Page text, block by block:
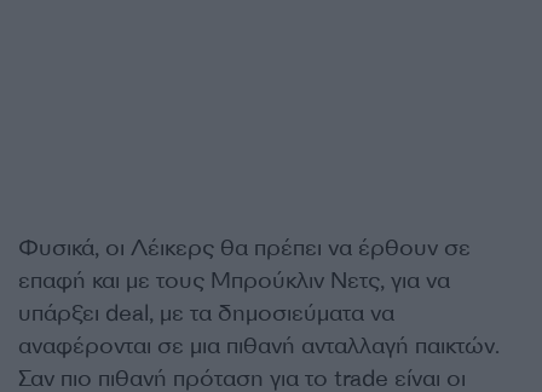
Φυσικά, οι Λέικερς θα πρέπει να έρθουν σε
επαφή και με τους Μπρούκλιν Νετς, για να
υπάρξει deal, με τα δημοσιεύματα να
αναφέρονται σε μια πιθανή ανταλλαγή παικτών.
Σαν πιο πιθανή πρόταση για το trade είναι οι